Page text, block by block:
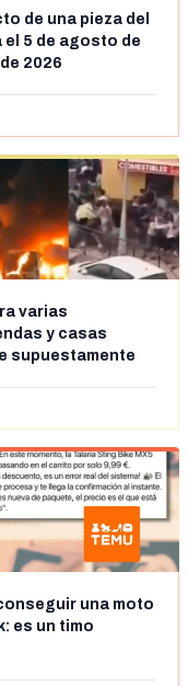
de una pieza del
el 5 de agosto de
2026
varias
y casas
supuestamente
una moto
es un timo